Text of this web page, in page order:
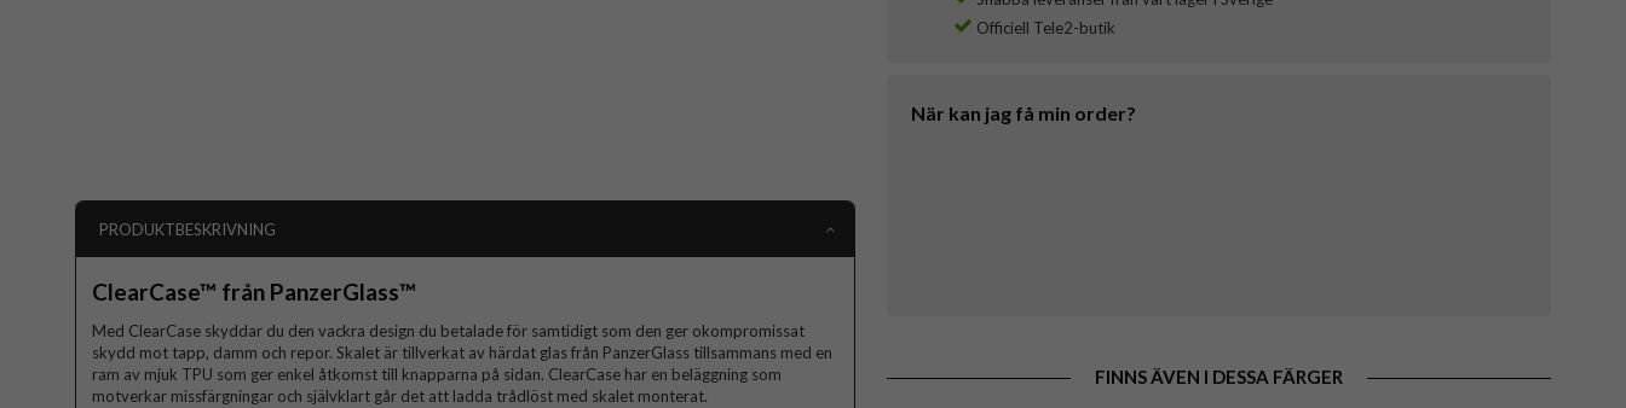
Officiell Tele2-butik
När kan jag få min order?
FINNS ÄVEN I DESSA FÄRGER
PRODUKTBESKRIVNING
ClearCase™ från PanzerGlass™
Med ClearCase skyddar du den vackra design du betalade för samtidigt som den ger okompromissat
skydd mot tapp, damm och repor. Skalet är tillverkat av härdat glas från PanzerGlass tillsammans med en
ram av mjuk TPU som ger enkel åtkomst till knapparna på sidan. ClearCase har en beläggning som
motverkar missfärgningar och självklart går det att ladda trådlöst med skalet monterat.